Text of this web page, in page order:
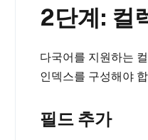
2단계: 컬
다국어를 지원하는
인덱스를 구성해야
필드 추가